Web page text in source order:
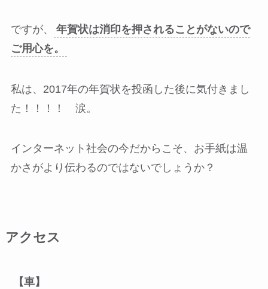
ですが、
年賀状は消印を押されることがないので
ご用心を。
私は、2017年の年賀状を投函した後に気付きまし
た！！！！ 涙。
インターネット社会の今だからこそ、お手紙は温
かさがより伝わるのではないでしょうか？
アクセス
【車】